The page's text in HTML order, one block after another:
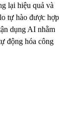
lại hiệu quả và
tự hào được hợp
dụng AI nhằm
động hóa công